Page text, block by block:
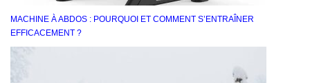
MACHINE À ABDOS : POURQUOI ET COMMENT S’ENTRAÎNER
EFFICACEMENT ?